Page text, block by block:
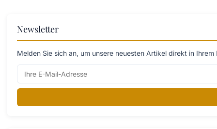
Newsletter
Melden Sie sich an, um unsere neuesten Artikel direkt in